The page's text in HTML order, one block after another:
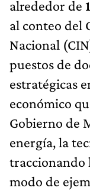
al conteo del
Nacional
puestos de
estratégicas
económico
Gobierno de
energía, la
traccionando
modo de
y Naturales